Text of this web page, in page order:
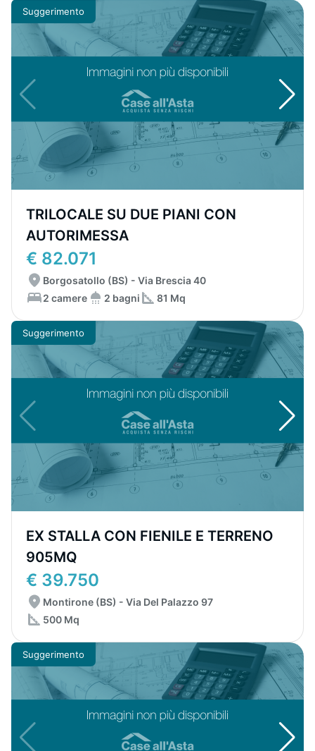
Suggerimento
TRILOCALE SU DUE PIANI CON
AUTORIMESSA
€ 82.071
Borgosatollo (BS) - Via Brescia 40
2 camere
2 bagni 81 Mq
Suggerimento
EX STALLA CON FIENILE E TERRENO
905MQ
€ 39.750
Montirone (BS) - Via Del Palazzo 97
500 Mq
Suggerimento